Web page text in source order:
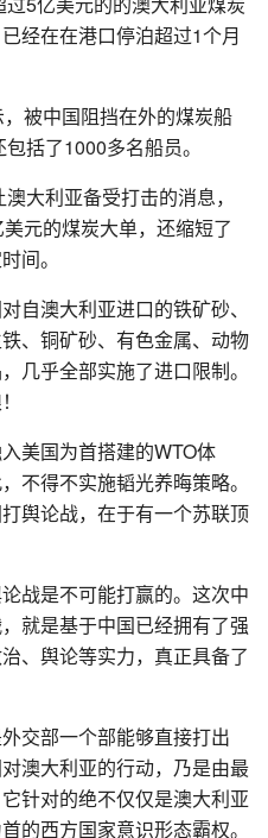
经在在港口停泊超过1个月
被中国阻挡在外的煤炭船
括了1000多名船员。
大利亚备受打击的消息，
元的煤炭大单，还缩短了
间。
自澳大利亚进口的铁矿砂、
、铜矿砂、有色金属、动物
几乎全部实施了进口限制。
美国为首搭建的WTO体
不得不实施韬光养晦策略。
舆论战，在于有一个苏联顶
战是不可能打赢的。这次中
就是基于中国已经拥有了强
、舆论等实力，真正具备了
交部一个部能够直接打出
澳大利亚的行动，乃是由最
针对的绝不仅仅是澳大利亚
的西方国家意识形态霸权。